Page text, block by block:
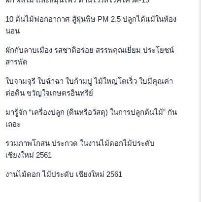
10 ต้นไม้ฟอกอากาศ สู้ฝุ่นพิษ PM 2.5 ปลูกได้แม้ในห้อง
นอน
ผักกับลาบเมือง รสชาติอร่อย สรรพคุณเยี่ยม ประโยชน์
สารพัด
ใบจามจุรี ใบฉำฉา ใบก้ามปู ไม้ใหญ่โตเร็ว ใบมีคุณค่า
ต่อดิน ขวัญใจเกษตรอินทรีย์
มารู้จัก “เครื่องปลูก (ดินหรือวัสดุ) ในการปลูกต้นไม้” กัน
เถอะ
รวมภาพโกสน ประกวด ในงานไม้ดอกไม้ประดับ
เชียงใหม่ 2561
งานไม้ดอก ไม้ประดับ เชียงใหม่ 2561